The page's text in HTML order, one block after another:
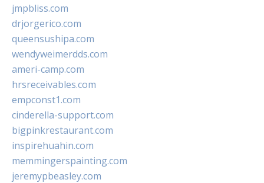
jmpbliss.com
drjorgerico.com
queensushipa.com
wendyweimerdds.com
ameri-camp.com
hrsreceivables.com
empconst1.com
cinderella-support.com
bigpinkrestaurant.com
inspirehuahin.com
memmingerspainting.com
jeremypbeasley.com